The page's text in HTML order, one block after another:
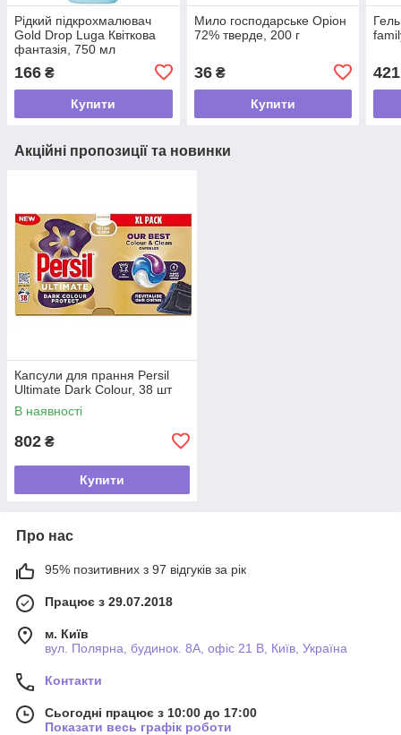
Рідкий підкрохмалювач
Gold Drop Luga Квіткова
фантазія, 750 мл
166 ₴
Купити
Мило господарське Оріон
72% тверде, 200 г
36₴
Купити
421
Акційні пропозиції та новинки
Капсули для прання Persil
Ultimate Dark Colour, 38 шт
В наявності
802 ₴
Купити
Про нас
95% позитивних з 97 відгуків за рік
Працює з 29.07.2018
м. Київ
вул. Полярна, будинок. 8А, офіс 21 В, Київ, Україна
Контакти
Сьогодні працює з 10:00 до 17:00
Показати весь графік роботи